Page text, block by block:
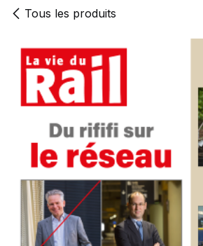
Tous les produits